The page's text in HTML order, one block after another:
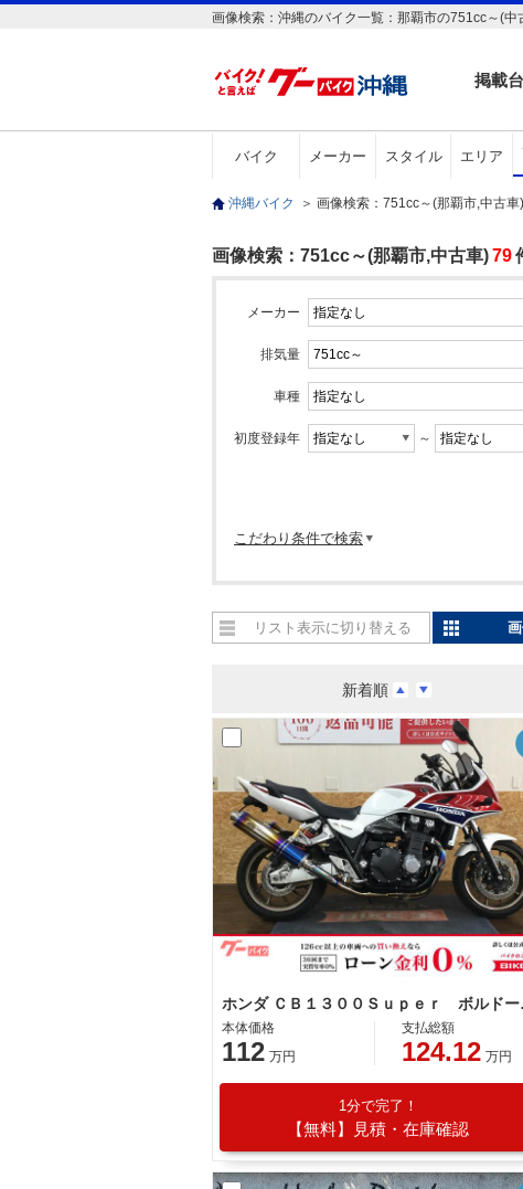
画像検索：沖縄のバイク一覧：那覇市の751cc～(中
掲載
バイク メーカー スタイル エリア
沖縄バイク ＞ 画像検索：751cc～(那覇市,中古
画像検索：751cc～(那覇市,中古車)79
メーカー
排気量
車種
初度登録年 ～
こだわり条件で検索
新着順
リスト表示に切り替える
ホンダ
本体価格
112 万円
支払総額
124.12 万円
1分で完了！
【無料】見積・在庫確認